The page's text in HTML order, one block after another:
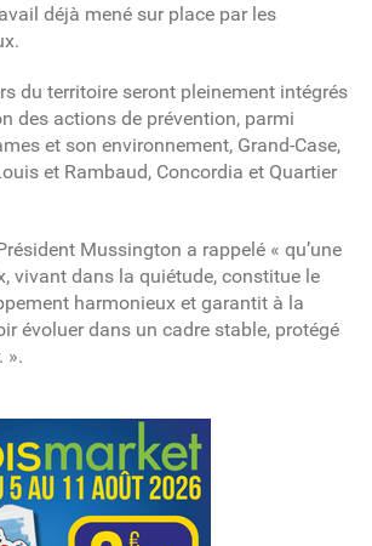
déjà mené sur place par les
du territoire seront pleinement intégrés
des actions de prévention, parmi
et son environnement, Grand-Case,
et Rambaud, Concordia et Quartier
Mussington a rappelé « qu’une
vivant dans la quiétude, constitue le
harmonieux et garantit à la
évoluer dans un cadre stable, protégé
».